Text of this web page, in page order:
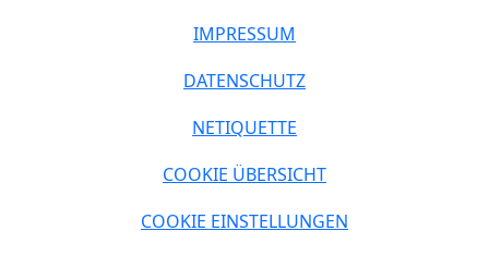
IMPRESSUM
DATENSCHUTZ
NETIQUETTE
COOKIE ÜBERSICHT
COOKIE EINSTELLUNGEN